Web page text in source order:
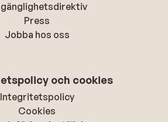
Press
Jobba hos oss
och cookies
Integritetspolicy
Cookies